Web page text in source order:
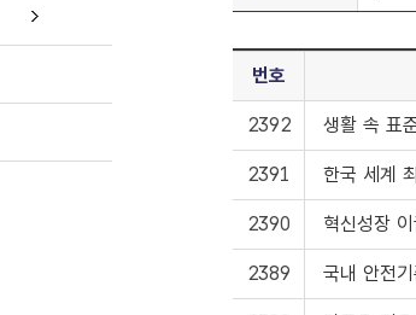
번호
2392 생활 속 표
2391 한국 세계
2390 혁신성장
2389 국내 안전